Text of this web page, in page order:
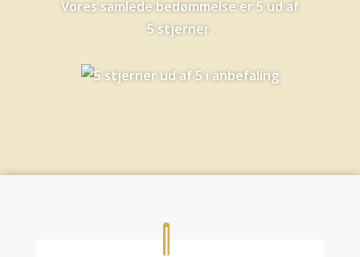
Vores samlede bedømmelse er 5 ud af
5 stjerner.